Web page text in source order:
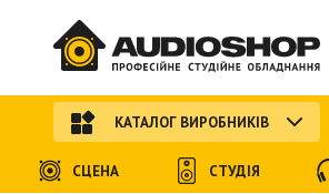
КАТАЛОГ ВИРОБНИКІВ
СЦЕНА СТУДІЯ